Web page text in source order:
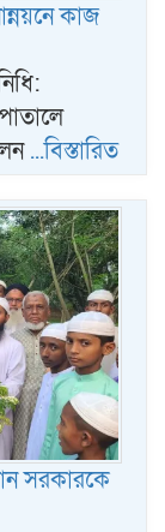
কাজ
...বিস্তারিত
সরকারকে